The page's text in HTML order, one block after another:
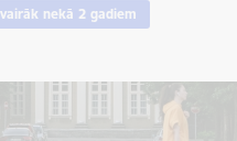
nekā 2 gadiem